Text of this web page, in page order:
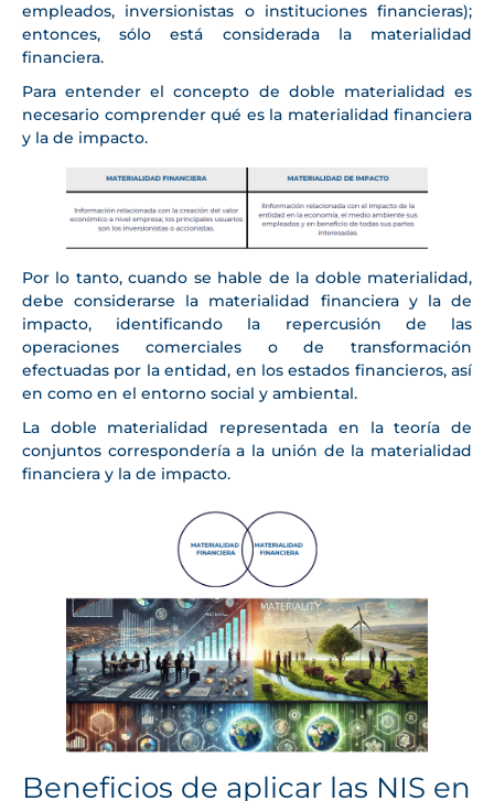
empleados, inversionistas o instituciones financieras);
entonces, sólo está considerada la materialidad
financiera.
Para entender el concepto de doble materialidad es
necesario comprender qué es la materialidad financiera
y la de impacto.
Por lo tanto, cuando se hable de la doble materialidad,
debe considerarse la materialidad financiera y la de
impacto, identificando la repercusión de las
operaciones comerciales o de transformación
efectuadas por la entidad, en los estados financieros, así
en como en el entorno social y ambiental.
La doble materialidad representada en la teoría de
conjuntos correspondería a la unión de la materialidad
financiera y la de impacto.
Beneficios de aplicar las NIS en